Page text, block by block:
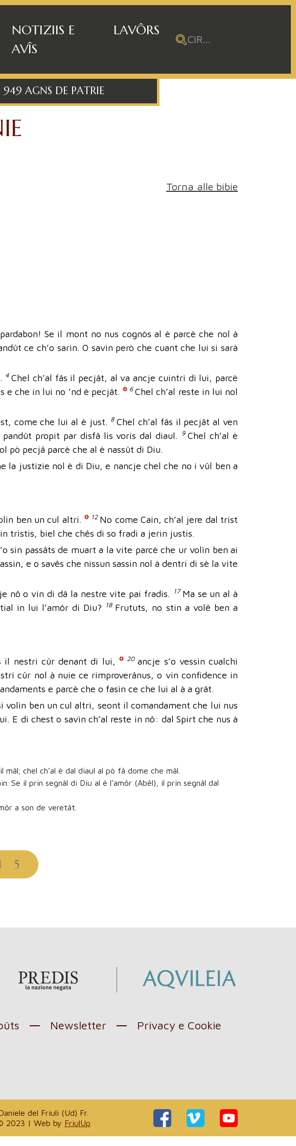
NOTIZIIS E
AVÎS
LAVÔRS
949 AGNS DE PATRIE
Torna alle bibie
Se il mont no nus cognòs al è parcè che nol à
ce ch’o sarìn. O savìn però che cuant che lui si sarà
4Chel ch’al fâs il pecjât, al va ancje cuintri di lui, parcè
e che in lui no ’nd è pecjât. 6Chel ch’al reste in lui nol
come che lui al è just. 8Chel ch’al fâs il pecjât al ven
propit par disfâ lis voris dal diaul.
9Chel ch’al è
pò pecjâ parcè che al è nassût di Diu.
la justizie nol è di Diu, e nancje chel che no i vûl ben a
ben un cul altri. 12 No come Cain, ch’al jere dal trist
tristis, biel che chês di so fradi a jerin justis.
sin passâts de muart a la vite parcè che ur volìn ben ai
e o savês che nissun sassin nol à dentri di sè la vite
nô o vin di dâ la nestre vite pai fradis. 17 Ma se un al à
in lui l’amôr di Diu?
18 Frututs, no stin a volê ben a
il nestri cûr denant di lui, 20 ancje s’o vessìn cualchi
cûr nol à nuie ce rimproverânus, o vin confidence in
e parcè che o fasìn ce che lui al à a grât.
volìn ben un cul altri, seont il comandament che lui nus
E di chest o savìn ch’al reste in nô: dal Spirt che nus à
chel ch’al è dal diaul al pò fâ dome che mâl.
il prin segnâl di Diu al è l’amôr (Abêl), il prin segnâl dal
a son de veretât.
5
Newsletter Privacy e Cookie
del Friuli (Ud) Fr.
2023 | Web by FriulUp